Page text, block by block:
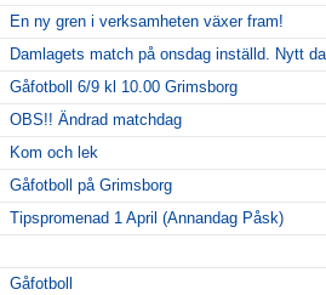
En ny gren i verksamheten växer fram!
Damlagets match på onsdag inställd. Nytt
Gåfotboll 6/9 kl 10.00 Grimsborg
OBS!! Ändrad matchdag
Kom och lek
Gåfotboll på Grimsborg
Tipspromenad 1 April (Annandag Påsk)
Gåfotboll